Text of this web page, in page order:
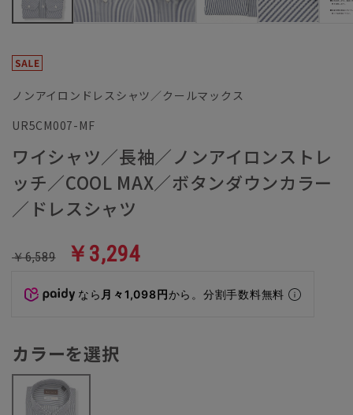
ノンアイロンドレスシャツ／クールマックス
UR5CM007-MF
ワイシャツ／長袖／ノンアイロンストレ
ッチ／COOL MAX／ボタンダウンカラー
／ドレスシャツ
￥6,589 ￥3,294
なら 月々1,098円から。分割手数料無料
カラーを選択